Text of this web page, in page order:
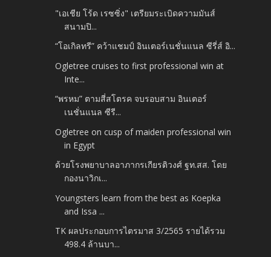
"เอเชีย โร้ด เรซซิ่ง" เตรียมระเบิดความมันส์
สนามปิ...
“โอเกิลทรี” คว้าแชมป์ อินเตอร์เนชั่นแนล ซีรี่ส์ อิ...
Ogletree cruises to first professional win at
Inte...
“พรหม” ตามสี่สโตรค จบรอบสาม อินเตอร์
เนชั่นแนล ซีรี...
Ogletree on cusp of maiden professional win
in Egypt
ด้วยโรงพยาบาลอาภากรเกียรติวงศ์ ฐท.สส. โดย
กองนาวิกเ...
Youngsters learn from the best as Koepka
and Issa ...
TK ผลประกอบการไตรมาส 3/2565 รายได้รวม
498.4 ล้านบา...